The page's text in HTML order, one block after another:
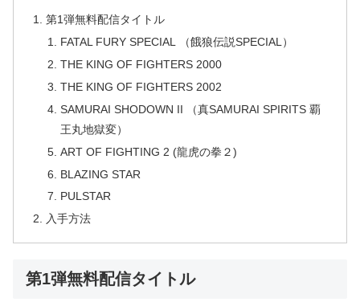
第1弾無料配信タイトル
FATAL FURY SPECIAL （餓狼伝説SPECIAL）
THE KING OF FIGHTERS 2000
THE KING OF FIGHTERS 2002
SAMURAI SHODOWN II （真SAMURAI SPIRITS 覇
王丸地獄変）
ART OF FIGHTING 2 (龍虎の拳２)
BLAZING STAR
PULSTAR
入手方法
第1弾無料配信タイトル